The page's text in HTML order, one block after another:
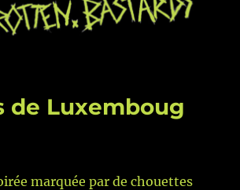
de Luxemboug
marquée par de chouettes